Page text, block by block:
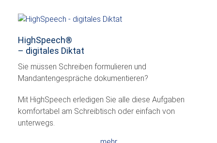
HighSpeech®
– digitales Diktat
Sie müssen Schreiben formulieren und
Mandantengespräche dokumentieren?
Mit HighSpeech erledigen Sie alle diese Aufgaben
komfortabel am Schreibtisch oder einfach von
unterwegs.